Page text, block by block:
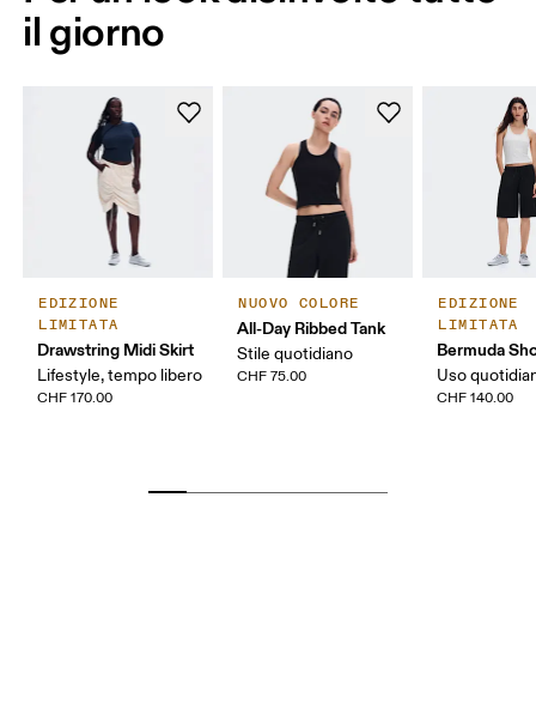
il giorno
EDIZIONE
LIMITATA
Drawstring Midi Skirt
Lifestyle, tempo libero
CHF 170.00
NUOVO COLORE
All-Day Ribbed Tank
Stile quotidiano
CHF 75.00
EDIZIONE
LIMITATA
Bermuda
Uso
CHF 140.00